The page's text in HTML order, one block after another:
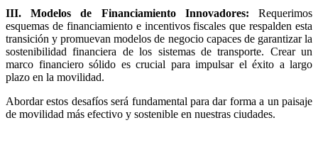
III. Modelos de Financiamiento Innovadores: Requerimos
esquemas de financiamiento e incentivos fiscales que respalden esta
transición y promuevan modelos de negocio capaces de garantizar la
sostenibilidad financiera de los sistemas de transporte. Crear un
marco financiero sólido es crucial para impulsar el éxito a largo
plazo en la movilidad.
Abordar estos desafíos será fundamental para dar forma a un paisaje
de movilidad más efectivo y sostenible en nuestras ciudades.